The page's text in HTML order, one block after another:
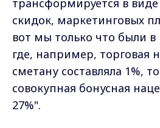
трансформируется в
скидок, маркетинговых
вот мы только что были в
где, например, торговая
сметану составляла 1%,
совокупная бонусная
27%".